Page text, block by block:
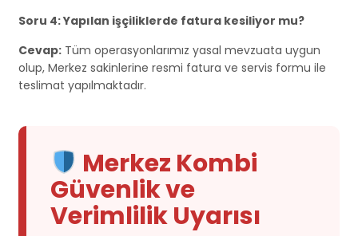
Soru 4: Yapılan işçiliklerde fatura kesiliyor mu?
Cevap: Tüm operasyonlarımız yasal mevzuata uygun
olup, Merkez sakinlerine resmi fatura ve servis formu ile
teslimat yapılmaktadır.
Merkez Kombi
Güvenlik ve
Verimlilik Uyarısı